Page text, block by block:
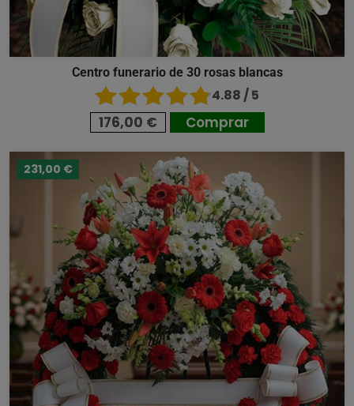
Centro funerario de 30 rosas blancas
4.88 / 5
176,00 € Comprar
231,00 €